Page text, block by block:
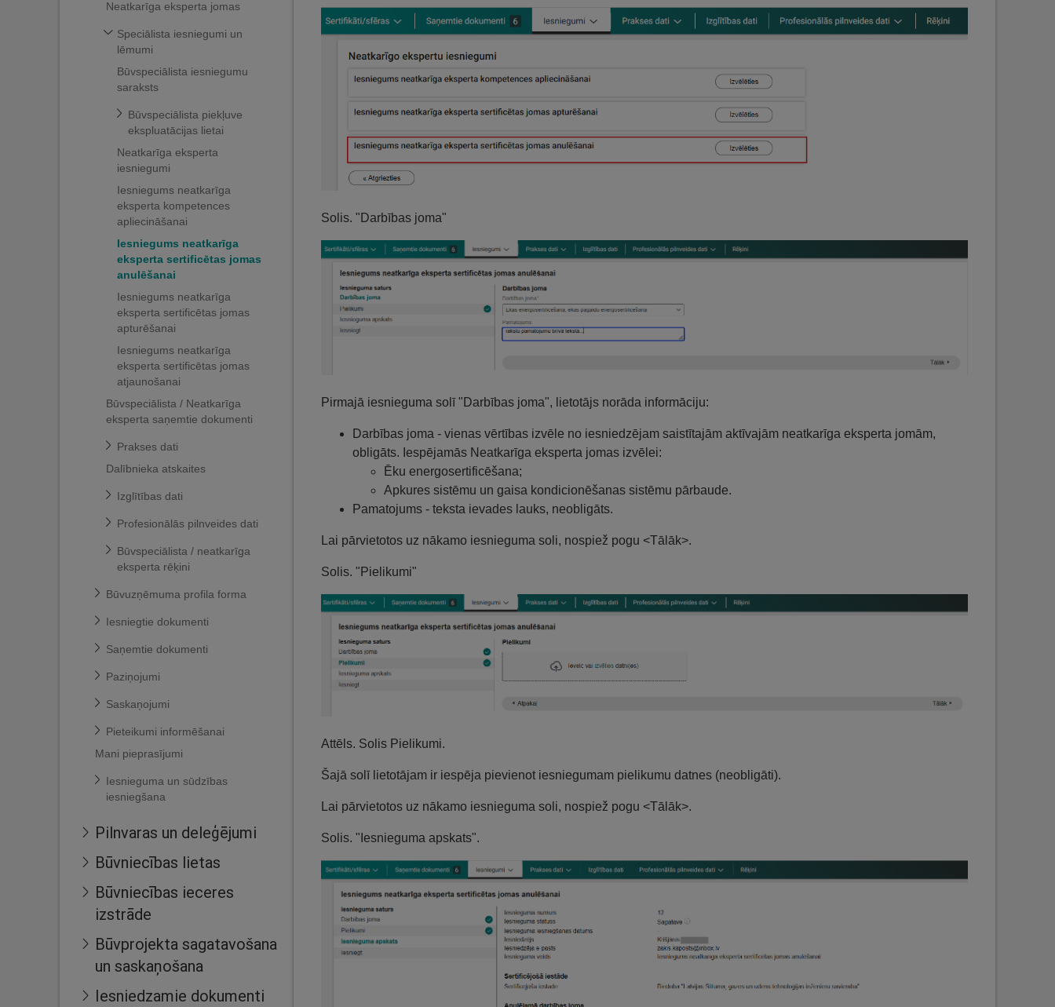
Neatkarīga eksperta jomas
Speciālista iesniegumi un
lēmumi
Būvspeciālista iesniegumu
saraksts
Būvspeciālista piekļuve
ekspluatācijas lietai
Neatkarīga eksperta
iesniegumi
Iesniegums neatkarīga
eksperta kompetences
apliecināšanai
Iesniegums neatkarīga
eksperta sertificētas jomas
anulēšanai
Iesniegums neatkarīga
eksperta sertificētas jomas
apturēšanai
Iesniegums neatkarīga
eksperta sertificētas jomas
atjaunošanai
Būvspeciālista / Neatkarīga
eksperta saņemtie dokumenti
Prakses dati
Dalībnieka atskaites
Izglītības dati
Profesionālās pilnveides dati
Būvspeciālista / neatkarīga
eksperta rēķini
Būvuzņēmuma profila forma
Iesniegtie dokumenti
Saņemtie dokumenti
Paziņojumi
Saskaņojumi
Pieteikumi informēšanai
Mani pieprasījumi
Iesnieguma un sūdzības
iesniegšana
Pilnvaras un deleģējumi
Būvniecības lietas
Būvniecības ieceres
izstrāde
Būvprojekta sagatavošana
un saskaņošana
Iesniedzamie dokumenti
Solis. "Darbības joma"
Pirmajā iesnieguma solī "Darbības joma", lietotājs norāda informāciju:
Darbības joma - vienas vērtības izvēle no iesniedzējam saistītajām aktīvajām neatkarīga eksperta jomām,
obligāts. Iespējamās Neatkarīga eksperta jomas izvēlei:
Ēku energosertificēšana;
Apkures sistēmu un gaisa kondicionēšanas sistēmu pārbaude.
Pamatojums - teksta ievades lauks, neobligāts.
Lai pārvietotos uz nākamo iesnieguma soli, nospiež pogu <Tālāk>.
Solis. "Pielikumi"
Attēls. Solis Pielikumi.
Šajā solī lietotājam ir iespēja pievienot iesniegumam pielikumu datnes (neobligāti).
Lai pārvietotos uz nākamo iesnieguma soli, nospiež pogu <Tālāk>.
Solis. "Iesnieguma apskats".